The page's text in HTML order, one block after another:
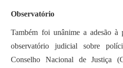
Observatório
Também foi unânime a adesão à
observatório judicial sobre
Conselho Nacional de Justiça